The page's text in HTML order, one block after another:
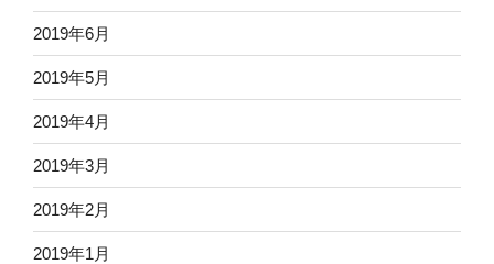
2019年6月
2019年5月
2019年4月
2019年3月
2019年2月
2019年1月